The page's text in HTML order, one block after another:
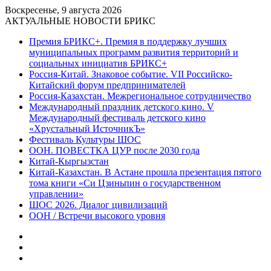
Воскресенье, 9 августа 2026
АКТУАЛЬНЫЕ НОВОСТИ БРИКС
Премия БРИКС+. Премия в поддержку лучших
муниципальных программ развития территорий и
социальных инициатив БРИКС+
Россия-Китай. Знаковое событие. VII Российско-
Китайский форум предпринимателей
Россия-Казахстан. Межрегиональное сотрудничество
Международный праздник детского кино. V
Международный фестиваль детского кино
«Хрустальный ИсточникЪ»
Фестиваль Культуры ШОС
ООН. ПОВЕСТКА ЦУР после 2030 года
Китай-Кыргызстан
Китай-Казахстан. В Астане прошла презентация пятого
тома книги «Си Цзиньпин о государственном
управлении»
ШОС 2026. Диалог цивилизаций
ООН / Встречи высокого уровня